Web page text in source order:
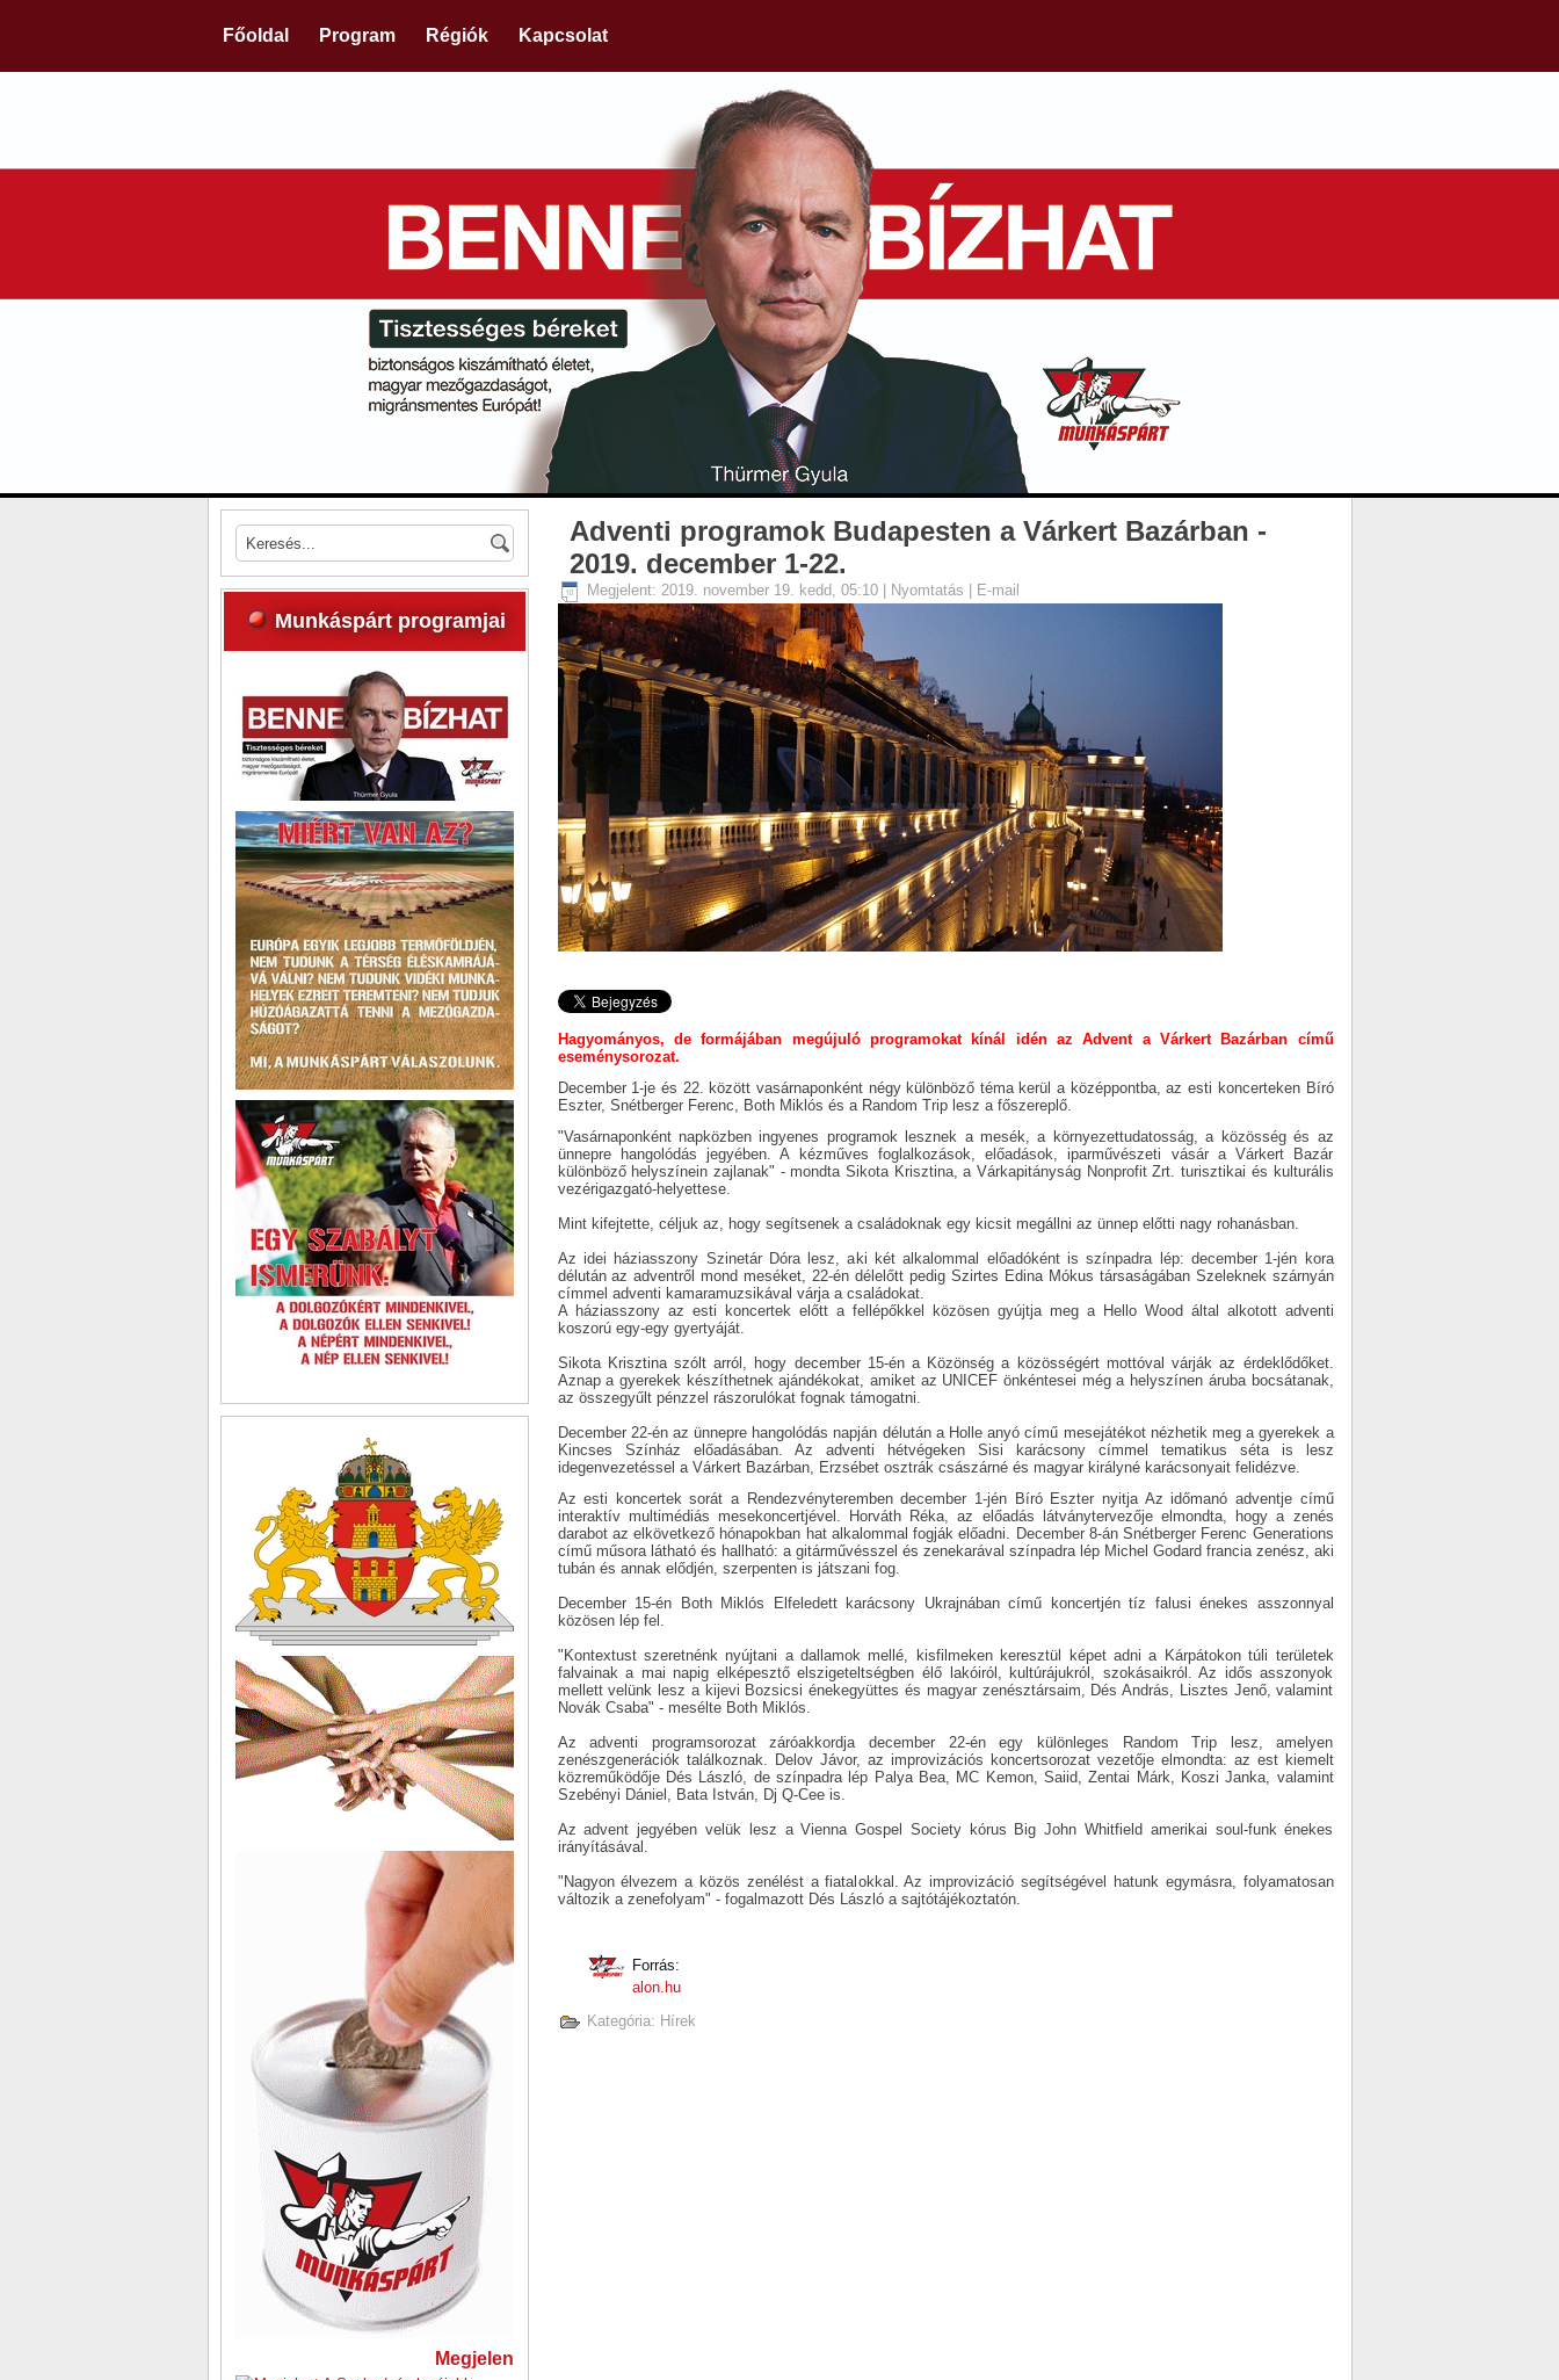
Főoldal Program Régiók Kapcsolat
Munkáspárt programjai
Megjelent A Szabadság legújabb száma:
Adventi programok Budapesten a Várkert Bazárban -
2019. december 1-22.
Megjelent: 2019. november 19. kedd, 05:10| Nyomtatás E-mail
Hagyományos, de formájában megújuló programokat kínál idén az Advent a Várkert Bazárban című
eseménysorozat.
December 1-je és 22. között vasárnaponként négy különböző téma kerül a középpontba, az esti koncerteken Bíró
Eszter, Snétberger Ferenc, Both Miklós és a Random Trip lesz a főszereplő.
"Vasárnaponként napközben ingyenes programok lesznek a mesék, a környezettudatosság, a közösség és az
ünnepre hangolódás jegyében. A kézműves foglalkozások, előadások, iparművészeti vásár a Várkert Bazár
különböző helyszínein zajlanak" - mondta Sikota Krisztina, a Várkapitányság Nonprofit Zrt. turisztikai és kulturális
vezérigazgató-helyettese.
Mint kifejtette, céljuk az, hogy segítsenek a családoknak egy kicsit megállni az ünnep előtti nagy rohanásban.
Az idei háziasszony Szinetár Dóra lesz, aki két alkalommal előadóként is színpadra lép: december 1-jén kora
délután az adventről mond meséket, 22-én délelőtt pedig Szirtes Edina Mókus társaságában Szeleknek szárnyán
címmel adventi kamaramuzsikával várja a családokat.
A háziasszony az esti koncertek előtt a fellépőkkel közösen gyújtja meg a Hello Wood által alkotott adventi
koszorú egy-egy gyertyáját.
Sikota Krisztina szólt arról, hogy december 15-én a Közönség a közösségért mottóval várják az érdeklődőket.
Aznap a gyerekek készíthetnek ajándékokat, amiket az UNICEF önkéntesei még a helyszínen áruba bocsátanak,
az összegyűlt pénzzel rászorulókat fognak támogatni.
December 22-én az ünnepre hangolódás napján délután a Holle anyó című mesejátékot nézhetik meg a gyerekek a
Kincses Színház előadásában. Az adventi hétvégeken Sisi karácsony címmel tematikus séta is lesz
idegenvezetéssel a Várkert Bazárban, Erzsébet osztrák császárné és magyar királyné karácsonyait felidézve.
Az esti koncertek sorát a Rendezvényteremben december 1-jén Bíró Eszter nyitja Az időmanó adventje című
interaktív multimédiás mesekoncertjével. Horváth Réka, az előadás látványtervezője elmondta, hogy a zenés
darabot az elkövetkező hónapokban hat alkalommal fogják előadni. December 8-án Snétberger Ferenc Generations
című műsora látható és hallható: a gitárművésszel és zenekarával színpadra lép Michel Godard francia zenész, aki
tubán és annak elődjén, szerpenten is játszani fog.
December 15-én Both Miklós Elfeledett karácsony Ukrajnában című koncertjén tíz falusi énekes asszonnyal
közösen lép fel.
"Kontextust szeretnénk nyújtani a dallamok mellé, kisfilmeken keresztül képet adni a Kárpátokon túli területek
falvainak a mai napig elképesztő elszigeteltségben élő lakóiról, kultúrájukról, szokásaikról. Az idős asszonyok
mellett velünk lesz a kijevi Bozsicsi énekegyüttes és magyar zenésztársaim, Dés András, Lisztes Jenő, valamint
Novák Csaba" - mesélte Both Miklós.
Az adventi programsorozat záróakkordja december 22-én egy különleges Random Trip lesz, amelyen
zenészgenerációk találkoznak. Delov Jávor, az improvizációs koncertsorozat vezetője elmondta: az est kiemelt
közreműködője Dés László, de színpadra lép Palya Bea, MC Kemon, Saiid, Zentai Márk, Koszi Janka, valamint
Szebényi Dániel, Bata István, Dj Q-Cee is.
Az advent jegyében velük lesz a Vienna Gospel Society kórus Big John Whitfield amerikai soul-funk énekes
irányításával.
"Nagyon élvezem a közös zenélést a fiatalokkal. Az improvizáció segítségével hatunk egymásra, folyamatosan
változik a zenefolyam" - fogalmazott Dés László a sajtótájékoztatón.
Forrás:
alon.hu
Kategória: Hírek